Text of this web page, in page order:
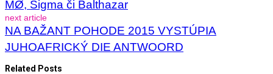
MØ, Sigma či Balthazar
next article
NA BAŽANT POHODE 2015 VYSTÚPIA
JUHOAFRICKÝ DIE ANTWOORD
Related Posts